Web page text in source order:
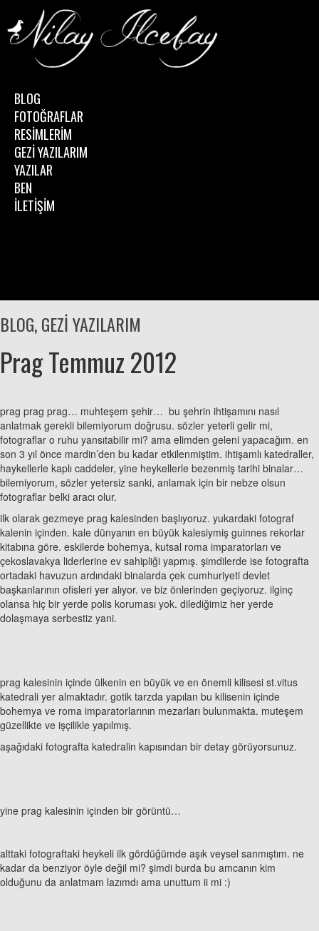
BLOG
FOTOĞRAFLAR
RESİMLERİM
GEZİ YAZILARIM
YAZILAR
BEN
İLETİŞİM
BLOG,GEZİ YAZILARIM
Prag Temmuz 2012
prag prag prag… muhteşem şehir… bu şehrin ihtişamını nasıl
anlatmak gerekli bilemiyorum doğrusu. sözler yeterli gelir mi,
fotograflar o ruhu yansıtabilir mi? ama elimden geleni yapacağım. en
son 3 yıl önce mardin’den bu kadar etkilenmiştim. ihtişamlı katedraller,
haykellerle kaplı caddeler, yine heykellerle bezenmiş tarihi binalar…
bilemiyorum, sözler yetersiz sanki, anlamak için bir nebze olsun
fotograflar belki aracı olur.
ilk olarak gezmeye prag kalesinden başlıyoruz. yukardaki fotograf
kalenin içinden. kale dünyanın en büyük kalesiymiş guinnes rekorlar
kitabına göre. eskilerde bohemya, kutsal roma imparatorları ve
çekoslavakya liderlerine ev sahipliği yapmış. şimdilerde ise fotografta
ortadaki havuzun ardındaki binalarda çek cumhuriyeti devlet
başkanlarının ofisleri yer alıyor. ve biz önlerinden geçiyoruz. ilginç
olansa hiç bir yerde polis koruması yok. dilediğimiz her yerde
dolaşmaya serbestiz yani.
prag kalesinin içinde ülkenin en büyük ve en önemli kilisesi st.vitus
katedrali yer almaktadır. gotik tarzda yapılan bu kilisenin içinde
bohemya ve roma imparatorlarının mezarları bulunmakta. muteşem
güzellikte ve işçilikle yapılmış.
aşağıdaki fotografta katedralin kapısından bir detay görüyorsunuz.
yine prag kalesinin içinden bir görüntü…
alttaki fotograftaki heykeli ilk gördüğümde aşık veysel sanmıştım. ne
kadar da benziyor öyle değil mi? şimdi burda bu amcanın kim
olduğunu da anlatmam lazımdı ama unuttum ii mi :)